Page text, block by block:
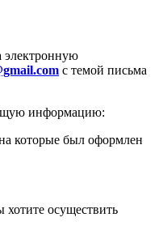
электронную
с темой письма
информацию:
которые был оформлен
хотите осуществить